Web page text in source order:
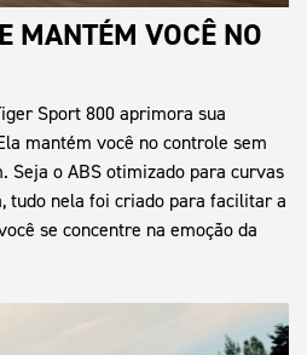
MANTÉM VOCÊ NO
Sport 800 aprimora sua
mantém você no controle sem
Seja o ABS otimizado para curvas
tudo nela foi criado para facilitar a
se concentre na emoção da